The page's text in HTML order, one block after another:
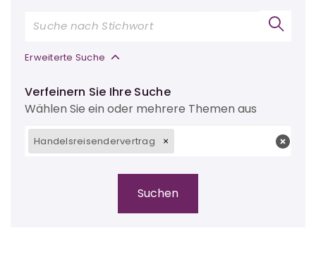
Erweiterte Suche
Verfeinern Sie Ihre Suche
Wählen Sie ein oder mehrere Themen aus
Handelsreisendervertrag